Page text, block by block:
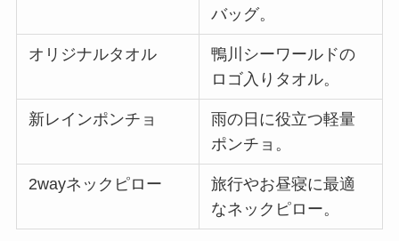
バッグ。
オリジナルタオル
鴨川シーワールドの
ロゴ入りタオル。
新レインポンチョ
雨の日に役立つ軽量
ポンチョ。
2wayネックピロー
旅行やお昼寝に最適
なネックピロー。